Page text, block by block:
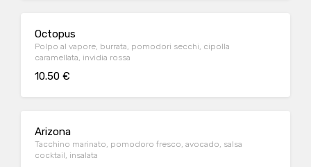
Octopus
Polpo al vapore, burrata, pomodori secchi, cipolla
caramellata, invidia rossa
10.50 €
Arizona
Tacchino marinato, pomodoro fresco, avocado, salsa
cocktail, insalata